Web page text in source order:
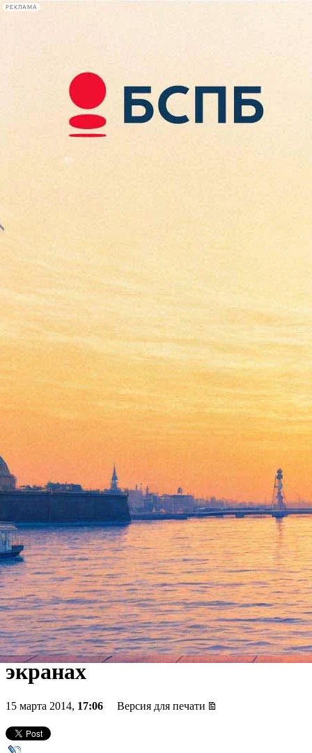
РЕКЛАМА
Сегодня:
2026.08.09
14:24
Афиша Plus
Звезды сошлись на
Шекспире: Теннант и
Хиддлстон в английских
спектаклях на петербургских
экранах
15 марта 2014, 17:06 Версия для печати